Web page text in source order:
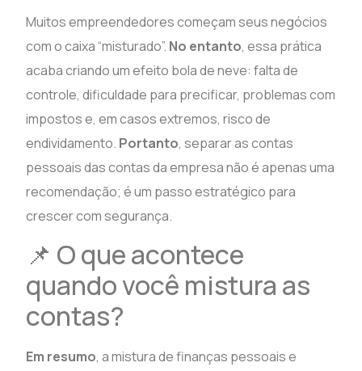
Muitos empreendedores começam seus negócios
com o caixa “misturado”. No entanto, essa prática
acaba criando um efeito bola de neve: falta de
controle, dificuldade para precificar, problemas com
impostos e, em casos extremos, risco de
endividamento. Portanto, separar as contas
pessoais das contas da empresa não é apenas uma
recomendação; é um passo estratégico para
crescer com segurança.
📌 O que acontece
quando você mistura as
contas?
Em resumo, a mistura de finanças pessoais e